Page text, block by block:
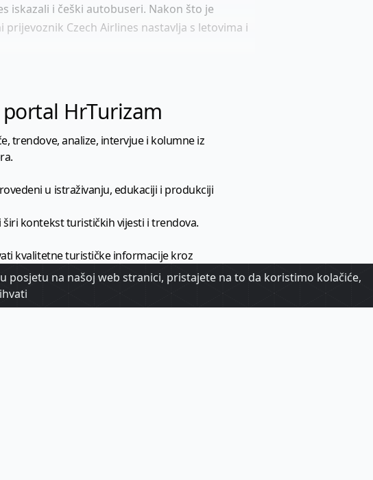
iskazali i češki autobuseri. Nakon što je
Czech Airlines nastavlja s letovima i
HrTurizam
trendove, analize, intervjue i kolumne iz
u istraživanju, edukaciji i produkciji
kontekst turističkih vijesti i trendova.
kvalitetne turističke informacije kroz
turizma.
na našoj web stranici, pristajete na to da koristimo kolačiće,